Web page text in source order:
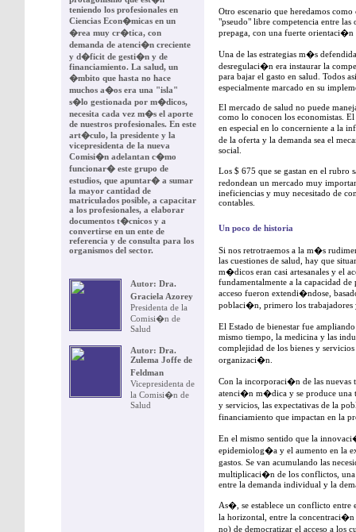
teniendo los profesionales en
Ciencias Econ�micas en un
�rea muy cr�tica, con
demanda de atenci�n creciente
y d�ficit de gesti�n y de
financiamiento. La salud, un
�mbito que hasta no hace
muchos a�os era una "isla"
s�lo gestionada por m�dicos,
necesita cada vez m�s el aporte
de nuestros profesionales. En este
art�culo, la presidente y la
vicepresidenta de la nueva
Comisi�n adelantan c�mo
funcionar� este grupo de
estudios, que apuntar� a sumar
la mayor cantidad de
matriculados posible, a capacitar
a los profesionales, a elaborar
documentos t�cnicos y a
convertirse en un ente de
referencia y de consulta para los
organismos del sector.
Autor: Dra.
Graciela Azorey
Presidenta de la
Comisi�n de
Salud
Autor: Dra.
Zulema Joffe de
Feldman
Vicepresidenta de
la Comisi�n de
Salud
Otro escenario que heredamos
"pseudo" libre competencia entre las
prepaga, con una fuerte orientaci�n
Una de las estrategias m�s
desregulaci�n era instaurar la
para bajar el gasto en salud. Todos
especialmente marcado en su
El mercado de salud no puede
como lo conocen los economistas.
en especial en lo concerniente a la
de la oferta y la demanda sea el
social.
Los $ 675 que se gastan en el
redondean un mercado muy
ineficiencias y muy necesitado de
contables.
Un poco de historia
Si nos retrotraemos a la m�s
las cuestiones de salud, hay que
m�dicos eran casi artesanales y el
fundamentalmente a la capacidad
acceso fueron extendi�ndose,
poblaci�n, primero los trabajadores
El Estado de bienestar fue
mismo tiempo, la medicina y las
complejidad de los bienes y
organizaci�n.
Con la incorporaci�n de las nuevas
atenci�n m�dica y se produce una
y servicios, las expectativas de la
financiamiento que impactan en la
En el mismo sentido que la
epidemiolog�a y el aumento en la
gastos. Se van acumulando las
multiplicaci�n de los conflictos,
entre la demanda individual y la
As�, se establece un conflicto entre
la horizontal, entre la
no) de democratizar el acceso a los